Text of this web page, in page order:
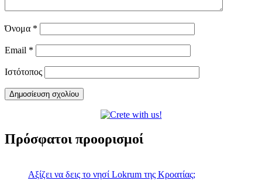
Όνομα *
Email *
Ιστότοπος
Πρόσφατοι προορισμοί
Αξίζει να δεις το νησί Lokrum της Κροατίας;